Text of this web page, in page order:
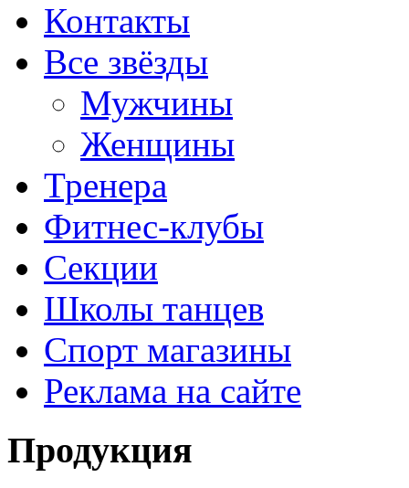
Контакты
Все звёзды
Мужчины
Женщины
Тренера
Фитнес-клубы
Секции
Школы танцев
Спорт магазины
Реклама на сайте
Продукция